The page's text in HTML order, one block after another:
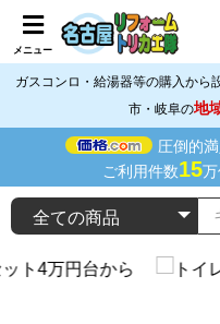
メニュー
ガスコンロ・給湯器等の購入から
市・岐阜の地
圧倒的
ご利用件数15